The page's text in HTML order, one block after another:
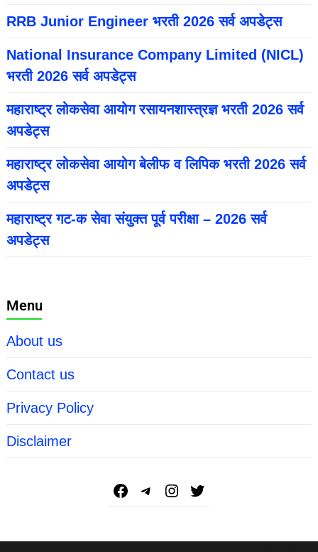
RRB Junior Engineer भरती 2026 सर्व अपडेट्स
National Insurance Company Limited (NICL)
भरती 2026 सर्व अपडेट्स
महाराष्ट्र लोकसेवा आयोग रसायनशास्त्रज्ञ भरती 2026 सर्व
अपडेट्स
महाराष्ट्र लोकसेवा आयोग बेलीफ व लिपिक भरती 2026 सर्व
अपडेट्स
महाराष्ट्र गट-क सेवा संयुक्त पूर्व परीक्षा – 2026 सर्व
अपडेट्स
Menu
About us
Contact us
Privacy Policy
Disclaimer